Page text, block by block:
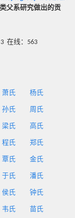
父系研究做出的贡
在线：563
萧氏 杨氏
孙氏 周氏
梁氏 高氏
程氏 郑氏
覃氏 金氏
于氏 潘氏
侯氏 钟氏
韦氏 苗氏